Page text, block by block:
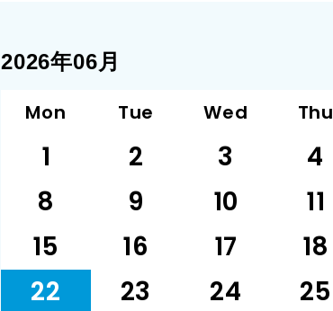
2026年06月
Mon Tue Wed Thu
1 2 3 4
8
9 10 11
15
16 17 18
22
23 24 25